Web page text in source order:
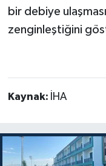
bir debiye
zenginleştiğini
Kaynak: İHA